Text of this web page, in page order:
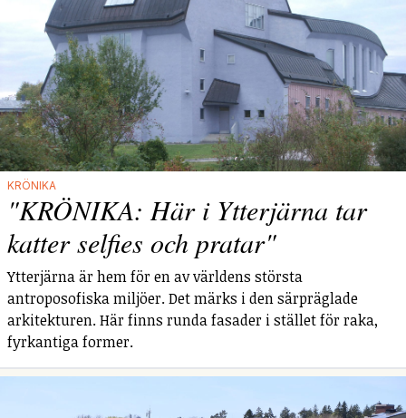
KRÖNIKA
"KRÖNIKA: Här i Ytterjärna tar
katter selfies och pratar"
Ytterjärna är hem för en av världens största
antroposofiska miljöer. Det märks i den särpräglade
arkitekturen. Här finns runda fasader i stället för raka,
fyrkantiga former.